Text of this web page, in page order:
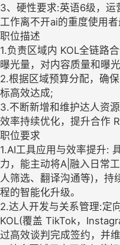
3、硬性要求:英语6级，运
工作离不开ai的重度使用
职位描述
1.负责区域内 KOL全链路
曝光量，对内容质量和曝
2.根据区域预算分配，确
标高效达成;
3.不断新增和维护达人资
效率持续优化，提升合作
职位要求
1.AI工具应用与效率提升:
力，能主动将A|融入日常
人筛选、翻译沟通等)，持
程的智能化升级。
2.达人开发与关系管理:定
KOL(覆盖 TikTok，
过高效谈判完成签约，并